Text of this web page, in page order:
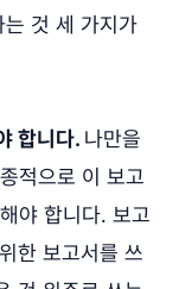
것 세 가지가
합니다. 나만을
적으로 이 보고
야 합니다. 보고
한 보고서를 쓰